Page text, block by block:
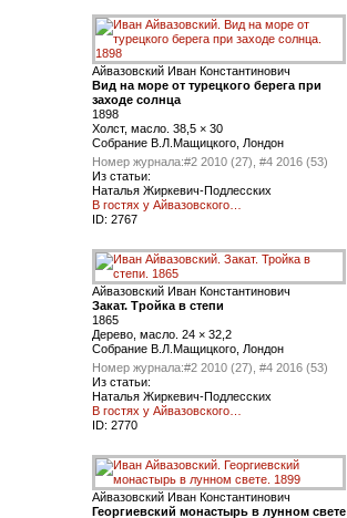
Айвазовский Иван Константинович
Вид на море от турецкого берега при
заходе cолнца
1898
Холст, масло. 38,5 × 30
Cобрание В.Л.Мащицкого, Лондон
Номер журнала:#2 2010 (27), #4 2016 (53)
Из статьи:
Наталья Жиркевич-Подлесских
В гостях у Айвазовского…
ID: 2767
Айвазовский Иван Константинович
Закат. Тройка в степи
1865
Дерево, масло. 24 × 32,2
Cобрание В.Л.Мащицкого, Лондон
Номер журнала:#2 2010 (27), #4 2016 (53)
Из статьи:
Наталья Жиркевич-Подлесских
В гостях у Айвазовского…
ID: 2770
Айвазовский Иван Константинович
Георгиевский монастырь в лунном свете